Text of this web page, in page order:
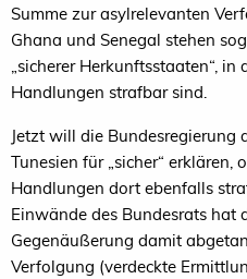
Summe zur asylrelevanten
Ghana und Senegal stehen
„sicherer Herkunftsstaaten“, in
Handlungen strafbar sind.
Jetzt will die Bundesregierung
Tunesien für „sicher“ erklären,
Handlungen dort ebenfalls
Einwände des Bundesrats hat
Gegenäußerung damit
Verfolgung (verdeckte